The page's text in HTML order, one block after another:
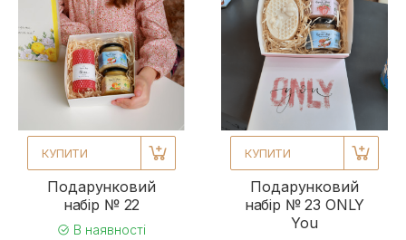
КУПИТИ
Подарунковий
набір № 22
В наявності
КУПИТИ
Подарунковий
набір № 23 ONLY
You